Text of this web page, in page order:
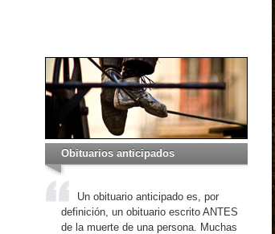
Obituarios anticipados
Un obituario anticipado es, por
definición, un obituario escrito ANTES
de la muerte de una persona. Muchas